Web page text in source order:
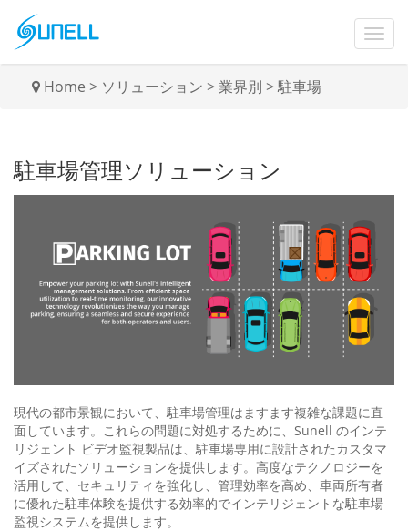
Home > ソリューション >業界別 >駐車場
駐車場管理ソリューション
現代の都市景観において、駐車場管理はますます複雑な課題に直
面しています。これらの問題に対処するために、Sunell のインテ
リジェント ビデオ監視製品は、駐車場専用に設計されたカスタマ
イズされたソリューションを提供します。高度なテクノロジーを
活用して、セキュリティを強化し、管理効率を高め、車両所有者
に優れた駐車体験を提供する効率的でインテリジェントな駐車場
監視システムを提供します。